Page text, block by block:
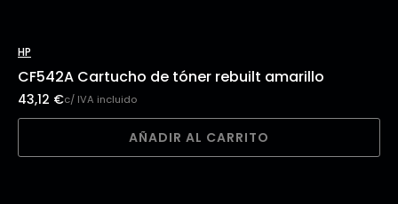
HP
CF542A Cartucho de tóner rebuilt amarillo
43,12 €c/ IVA incluido
AÑADIR AL CARRITO